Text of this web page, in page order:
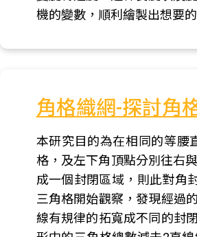
機的變數，順利繪製出想要的
角格織網-探討角
本研究目的為在相同的等腰
格，及左下角頂點分別往右
成一個封閉區域，則此對角
三角格開始觀察，發現經過
線有規律的拓寬成不同的封